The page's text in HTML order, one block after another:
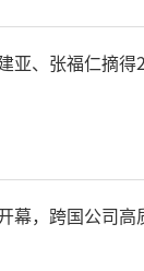
的光
演出
伏，
个个
亚、张福仁摘
幕，跨国公司